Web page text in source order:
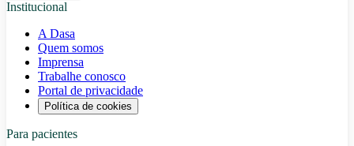
Institucional
A Dasa
Quem somos
Imprensa
Trabalhe conosco
Portal de privacidade
Política de cookies
Para pacientes